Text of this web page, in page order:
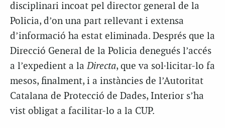
disciplinari incoat pel director general de la
Policia, d’on una part rellevant i extensa
d’informació ha estat eliminada. Després que la
Direcció General de la Policia denegués l’accés
a l’expedient a laDirecta, que va sol·licitar-lo fa
mesos, finalment, i a instàncies de l’Autoritat
Catalana de Protecció de Dades, Interior s’ha
vist obligat a facilitar-lo a la CUP.